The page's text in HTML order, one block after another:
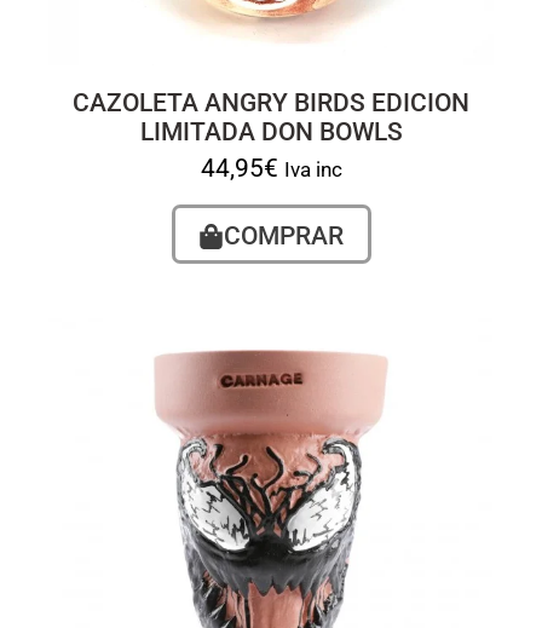
CAZOLETA ANGRY BIRDS EDICION
LIMITADA DON BOWLS
44,95€ Iva inc
COMPRAR